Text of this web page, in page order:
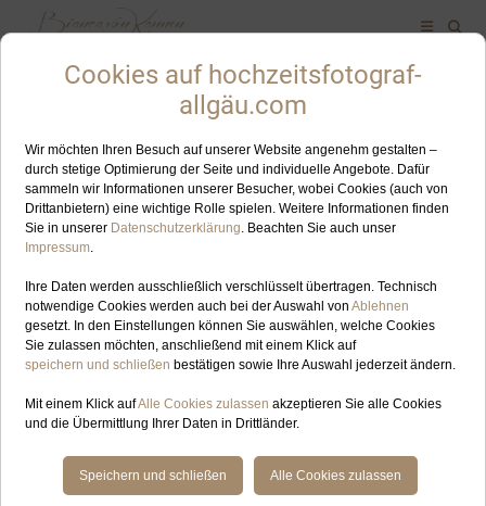
ALLES ZUM SCHLAGWORT: HOCHZEITSFOTOGRAFIN
BREITENBERG
JUN
07